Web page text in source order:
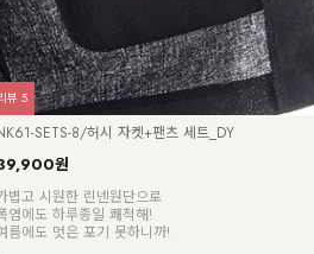
SETS-8/허시 자켓+팬츠 세트_DY
원
볍고 시원한 린넨원단으로
염에도 하루종일 쾌적해!
름에도 멋은 포기 못하니까!
뷰 5